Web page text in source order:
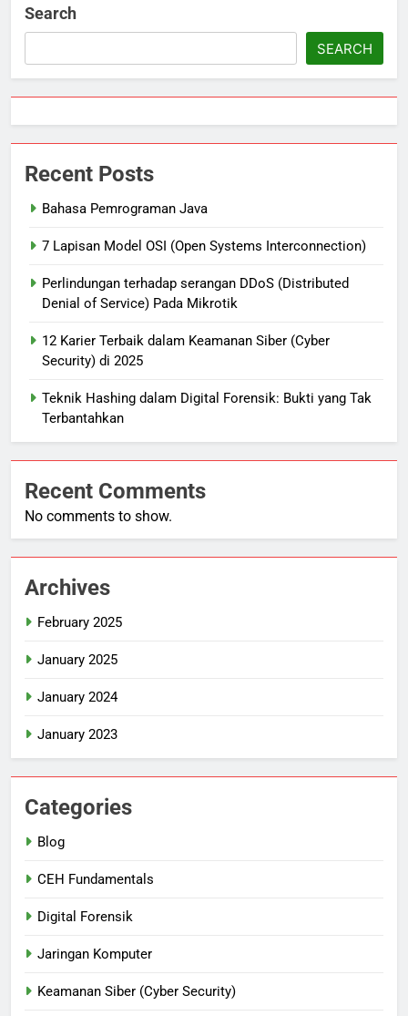
Search
SEARCH
Recent Posts
Bahasa Pemrograman Java
7 Lapisan Model OSI (Open Systems Interconnection)
Perlindungan terhadap serangan DDoS (Distributed
Denial of Service) Pada Mikrotik
12 Karier Terbaik dalam Keamanan Siber (Cyber
Security) di 2025
Teknik Hashing dalam Digital Forensik: Bukti yang Tak
Terbantahkan
Recent Comments
No comments to show.
Archives
February 2025
January 2025
January 2024
January 2023
Categories
Blog
CEH Fundamentals
Digital Forensik
Jaringan Komputer
Keamanan Siber (Cyber Security)